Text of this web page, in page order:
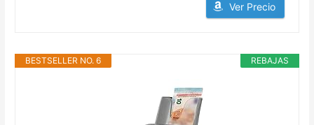
Ver Precio
REBAJAS
BESTSELLER NO. 6